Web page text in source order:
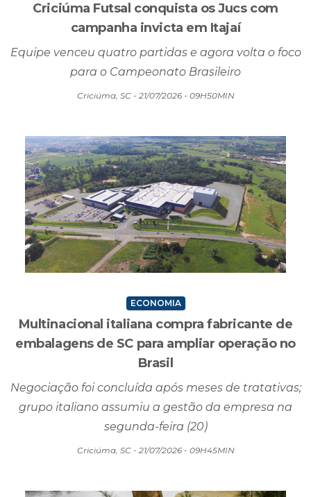
Criciúma Futsal conquista os Jucs com
campanha invicta em Itajaí
Equipe venceu quatro partidas e agora volta o foco
para o Campeonato Brasileiro
Criciúma, SC - 21/07/2026 - 09H50MIN
ECONOMIA
Multinacional italiana compra fabricante de
embalagens de SC para ampliar operação no
Brasil
Negociação foi concluída após meses de tratativas;
grupo italiano assumiu a gestão da empresa na
segunda-feira (20)
Criciúma, SC - 21/07/2026 - 09H45MIN